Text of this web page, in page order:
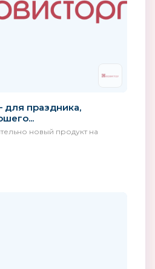
для праздника,
новый продукт на